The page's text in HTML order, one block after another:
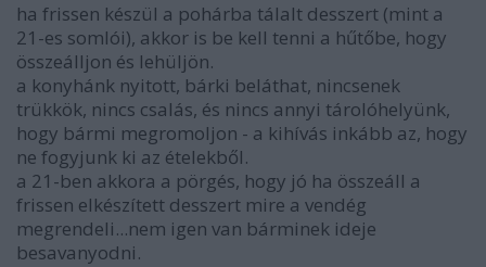
ha frissen készül a pohárba tálalt desszert (mint a
21-es somlói), akkor is be kell tenni a hűtőbe, hogy
összeálljon és lehüljön.
a konyhánk nyitott, bárki beláthat, nincsenek
trükkök, nincs csalás, és nincs annyi tárolóhelyünk,
hogy bármi megromoljon - a kihívás inkább az, hogy
ne fogyjunk ki az ételekből.
a 21-ben akkora a pörgés, hogy jó ha összeáll a
frissen elkészített desszert mire a vendég
megrendeli...nem igen van bárminek ideje
besavanyodni.